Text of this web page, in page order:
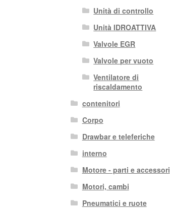
Unità di controllo
Unità IDROATTIVA
Valvole EGR
Valvole per vuoto
Ventilatore di
riscaldamento
contenitori
Corpo
Drawbar e teleferiche
interno
Motore - parti e accessori
Motori, cambi
Pneumatici e ruote